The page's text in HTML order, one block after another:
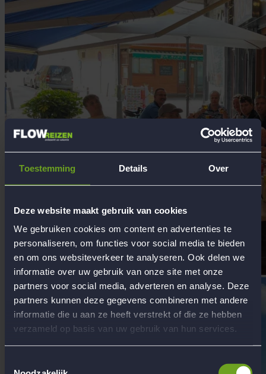
Toestemming Details Over
Deze website maakt gebruik van cookies
We gebruiken cookies om content en advertenties te
personaliseren, om functies voor social media te bieden
en om ons websiteverkeer te analyseren. Ook delen we
informatie over uw gebruik van onze site met onze
partners voor social media, adverteren en analyse. Deze
partners kunnen deze gegevens combineren met andere
informatie die u aan ze heeft verstrekt of die ze hebben
verzameld op basis van uw gebruik van hun services.